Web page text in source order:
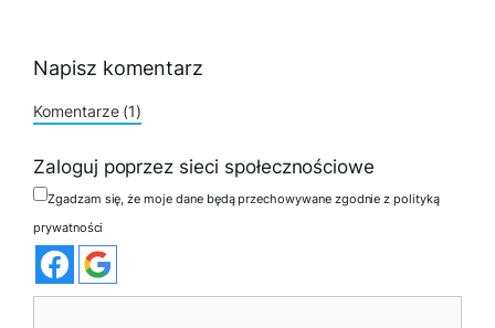
Napisz komentarz
Komentarze (1)
Zaloguj poprzez sieci społecznościowe
Zgadzam się, że moje dane będą przechowywane zgodnie z polityką
prywatności